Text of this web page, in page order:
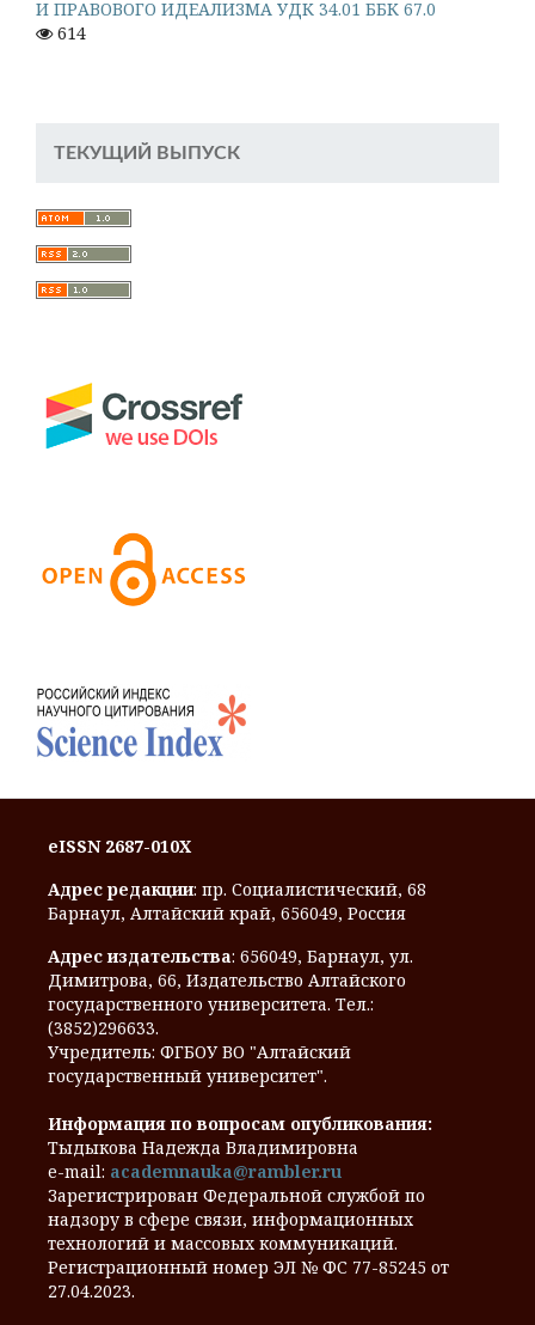
И ПРАВОВОГО ИДЕАЛИЗМА УДК 34.01 ББК 67.0
614
ТЕКУЩИЙ ВЫПУСК
eISSN 2687-010X
Адрес редакции: пр. Социалистический, 68
Барнаул, Алтайский край, 656049, Россия
Адрес издательства: 656049, Барнаул, ул.
Димитрова, 66, Издательство Алтайского
государственного университета. Тел.:
(3852)296633.
Учредитель: ФГБОУ ВО "Алтайский
государственный университет".
Информация по вопросам опубликования:
Тыдыкова Надежда Владимировна
e-mail: academnauka@rambler.ru
Зарегистрирован Федеральной службой по
надзору в сфере связи, информационных
технологий и массовых коммуникаций.
Регистрационный номер ЭЛ № ФС 77-85245 от
27.04.2023.